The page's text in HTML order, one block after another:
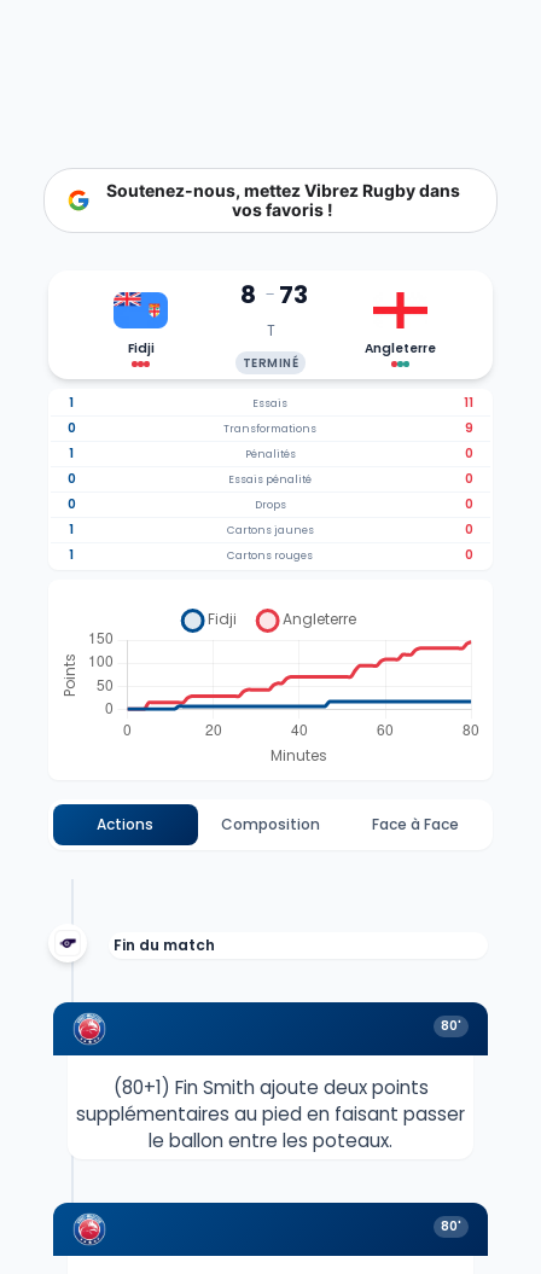
Soutenez-nous, mettez Vibrez Rugby dans
vos favoris !
Fidji
8 - 73
T
TERMINÉ
Angleterre
1 Essais
11
0
Transformations
9
1
Pénalités
0
0
Essais pénalité
0
0
Drops
0
1
Cartons jaunes
0
1
Cartons rouges 0
Actions Composition Face à Face
Fin du match
80'
(80+1) Fin Smith ajoute deux points
supplémentaires au pied en faisant passer
le ballon entre les poteaux.
80'